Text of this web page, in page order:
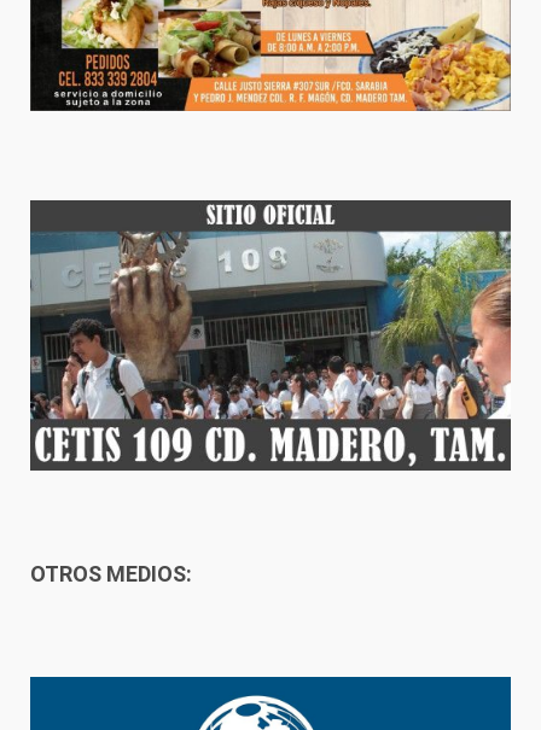
OTROS MEDIOS: